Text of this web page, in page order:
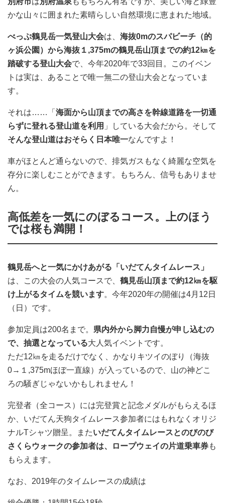
かな山々に囲まれた素晴らしい自然環境に恵まれた地域。
べっぷ鶴見岳一気登山大会は、 海抜0mのスパビーチ（的
ヶ浜公園）から海抜１,375mの鶴見岳山頂までの約12㎞を
踏破する登山大会で、今年2020年で33回目。このイベン
トは実は、あることで唯一無二の登山大会となっていま
す。
それは……「 海面から山頂までの高さを幹線道路を一切通
らずに登れる登山道を利用 」している大会だから。そして
そんな登山道はおそらく日本唯一なんですよ！
車がほとんど通らないので、排気ガスもなく綺麗な空気を
存分に楽しむことができます。もちろん、信号もありませ
ん。
高低差を一気にのぼるコース。上のほう
では桜も満開！
鶴見岳へと一気にかけあがる「いだてんタイムレース」
は、この大会の人気コースで、 鶴見岳山頂まで約12㎞を駆
け上がるタイムを競います。今年2020年の開催は4月12日
（日）です。
参加定員は200名まで。 県内外から脚力自慢が申し込むの
で、抽選となっている大人気イベントです。
ただ12㎞を走るだけでなく、かなりキツイのぼり（海抜
0→１,375mほぼ一直線）が入っているので、山の神どこ
ろの騒ぎじゃないかもしれません！
完登者（全コース）には完登賞と記念メダルがもらえるほ
か、いだてん天狗タイムレース参加者にはもれなくオリジ
ナルTシャツ贈呈。またいだてんタイムレースとのびのび
さくらウォークの参加者は、ロープウェイの片道乗車券も
もらえます。
なお、2019年のタイムレースの成績は